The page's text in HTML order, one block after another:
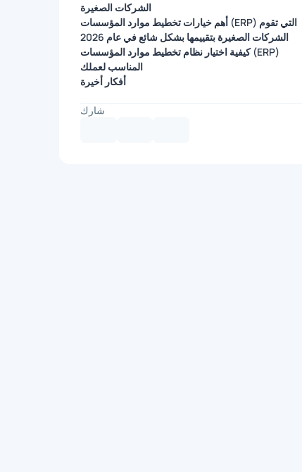
الشركات الصغيرة
أهم خيارات تخطيط موارد المؤسسات (ERP) التي تقوم
الشركات الصغيرة بتقييمها بشكل شائع في عام 2026
كيفية اختيار نظام تخطيط موارد المؤسسات (ERP)
المناسب لعملك
أفكار أخيرة
شارك